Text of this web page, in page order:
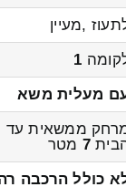
,מעיין
1
מעלית משא
ממשאית עד
7 מטר
כולל הרכבה